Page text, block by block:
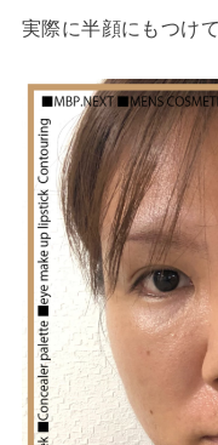
実際に半顔にもつけ